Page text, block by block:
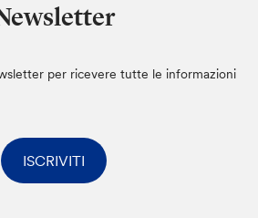
per ricevere tutte le informazioni
ISCRIVITI